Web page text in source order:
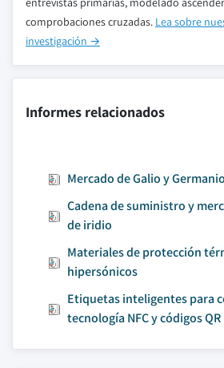
comprobaciones cruzadas. Lea sobre
investigación →
Informes relacionados
Mercado de Galio y Germanio
Cadena de suministro y
de iridio
Materiales de protección
hipersónicos
Etiquetas inteligentes para
tecnología NFC y códigos QR